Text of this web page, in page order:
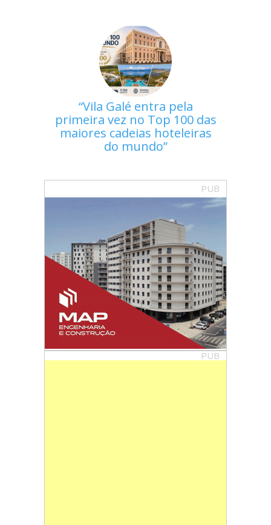
Vila Galé entra pela
primeira vez no Top 100 das
maiores cadeias hoteleiras
do mundo
PUB
PUB